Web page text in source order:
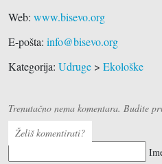
Web: www.bisevo.org
E-pošta: info@bisevo.org
Kategorija: Udruge > Ekološke
Trenutačno nema komentara. Budite
Želiš komentirati?